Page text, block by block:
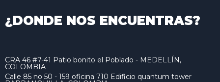
¿DONDE NOS ENCUENTRAS?
CRA 46 #7-41 Patio bonito el Poblado - MEDELLÍN,
COLOMBIA
Calle 85 no 50 - 159 oficina 710 Edificio quantum tower